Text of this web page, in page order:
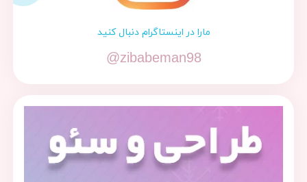
مارا در اینستاگرام دنبال کنید
@zibabeman98